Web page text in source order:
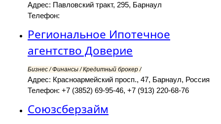
Адрес: Павловский тракт, 295, Барнаул
Телефон:
Региональное Ипотечное
агентство Доверие
Бизнес / Финансы / Кредитный брокер /
Адрес: Красноармейский просп., 47, Барнаул, Россия
Телефон: +7 (3852) 69-95-46, +7 (913) 220-68-76
Союзсберзайм